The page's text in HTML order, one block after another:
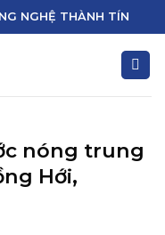
NGHỆ THÀNH TÍN
nóng trung
Hới,